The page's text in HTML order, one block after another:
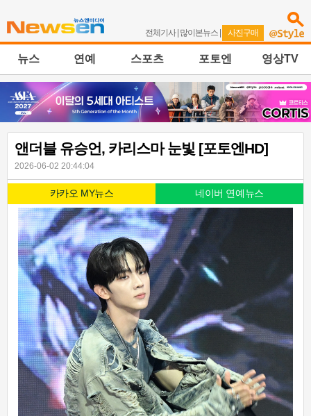
전체기사| 많이본뉴스 | 사진구매
뉴스 연예 스포츠 포토엔 영상TV
앤더블 유승언, 카리스마 눈빛 [포토엔HD]
2026-06-02 20:44:04
카카오 MY뉴스 네이버 연예뉴스